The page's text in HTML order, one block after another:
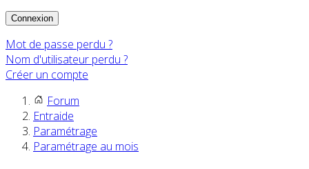
Connexion
Mot de passe perdu ?
Nom d'utilisateur perdu ?
Créer un compte
Forum
Entraide
Paramétrage
Paramétrage au mois